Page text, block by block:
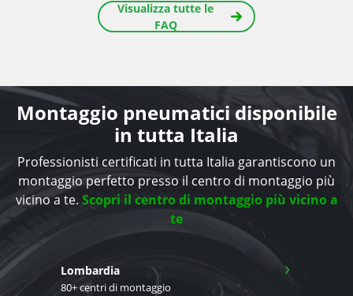
Visualizza tutte le
FAQ
Montaggio pneumatici disponibile
in tutta Italia
Professionisti certificati in tutta Italia garantiscono un
montaggio perfetto presso il centro di montaggio più
vicino a te. Scopri il centro di montaggio più vicino a
te
Lombardia
80+ centri di montaggio
›